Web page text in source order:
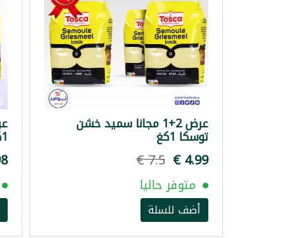
عرض 2+1 مجانا سميد خشن
توسكا 1كغ
متوفر حاليا
أضف للسلة
1كغ